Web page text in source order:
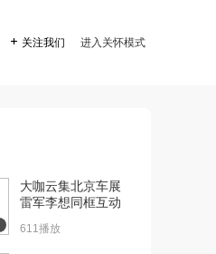
 关注我们 进入关怀模式
大咖云集北京车展
雷军李想同框互动
611播放